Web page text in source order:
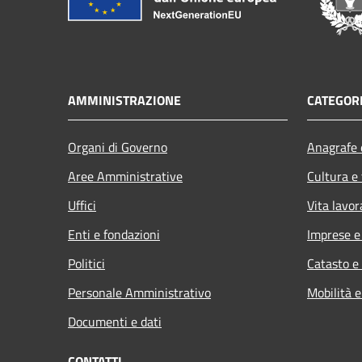
AMMINISTRAZIONE
Organi di Governo
Aree Amministrative
Uffici
Enti e fondazioni
Politici
Personale Amministrativo
Documenti e dati
Cultura
Vita
Imprese
Catasto
Mobilità